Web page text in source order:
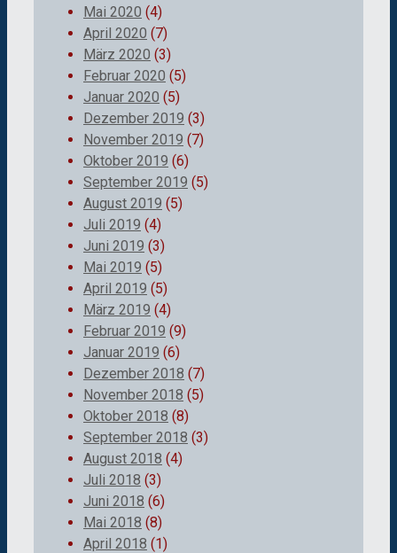
Mai 2020 (4)
April 2020 (7)
März 2020 (3)
Februar 2020 (5)
Januar 2020 (5)
Dezember 2019 (3)
November 2019 (7)
Oktober 2019 (6)
September 2019 (5)
August 2019 (5)
Juli 2019 (4)
Juni 2019 (3)
Mai 2019 (5)
April 2019 (5)
März 2019 (4)
Februar 2019 (9)
Januar 2019 (6)
Dezember 2018 (7)
November 2018 (5)
Oktober 2018 (8)
September 2018 (3)
August 2018 (4)
Juli 2018 (3)
Juni 2018 (6)
Mai 2018 (8)
April 2018 (1)